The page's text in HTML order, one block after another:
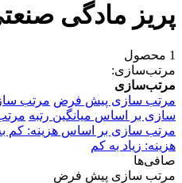
پریز مادگی
1 محصول
مرتب‌سازی:
مرتب‌سازی
مرتب سازی پیش فرض مرتب
سازی بر اساس میانگین رتبه
مرتب سازی بر اساس هزینه: کم به
هزینه: زیاد به کم
صافی‌ها
مرتب سازی پیش فرض